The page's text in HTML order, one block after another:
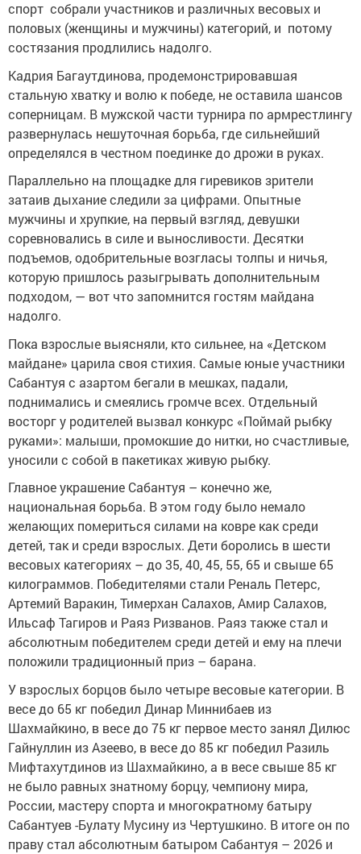
спорт собрали участников и различных весовых и
половых (женщины и мужчины) категорий, и потому
состязания продлились надолго.
Кадрия Багаутдинова, продемонстрировавшая
стальную хватку и волю к победе, не оставила шансов
соперницам. В мужской части турнира по армрестлингу
развернулась нешуточная борьба, где сильнейший
определялся в честном поединке до дрожи в руках.
Параллельно на площадке для гиревиков зрители
затаив дыхание следили за цифрами. Опытные
мужчины и хрупкие, на первый взгляд, девушки
соревновались в силе и выносливости. Десятки
подъемов, одобрительные возгласы толпы и ничья,
которую пришлось разыгрывать дополнительным
подходом, — вот что запомнится гостям майдана
надолго.
Пока взрослые выясняли, кто сильнее, на «Детском
майдане» царила своя стихия. Самые юные участники
Сабантуя с азартом бегали в мешках, падали,
поднимались и смеялись громче всех. Отдельный
восторг у родителей вызвал конкурс «Поймай рыбку
руками»: малыши, промокшие до нитки, но счастливые,
уносили с собой в пакетиках живую рыбку.
Главное украшение Сабантуя – конечно же,
национальная борьба. В этом году было немало
желающих помериться силами на ковре как среди
детей, так и среди взрослых. Дети боролись в шести
весовых категориях – до 35, 40, 45, 55, 65 и свыше 65
килограммов. Победителями стали Реналь Петерс,
Артемий Варакин, Тимерхан Салахов, Амир Салахов,
Ильсаф Тагиров и Раяз Ризванов. Раяз также стал и
абсолютным победителем среди детей и ему на плечи
положили традиционный приз – барана.
У взрослых борцов было четыре весовые категории. В
весе до 65 кг победил Динар Миннибаев из
Шахмайкино, в весе до 75 кг первое место занял Дилюс
Гайнуллин из Азеево, в весе до 85 кг победил Разиль
Мифтахутдинов из Шахмайкино, а в весе свыше 85 кг
не было равных знатному борцу, чемпиону мира,
России, мастеру спорта и многократному батыру
Сабантуев -Булату Мусину из Чертушкино. В итоге он по
праву стал абсолютным батыром Сабантуя – 2026 и